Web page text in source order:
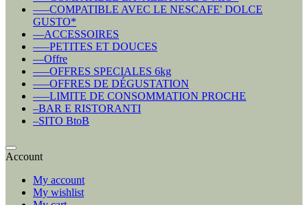
–––COMPATIBLE AVEC LE NESCAFE' DOLCE
GUSTO*
––ACCESSOIRES
–––PETITES ET DOUCES
––Offre
–––OFFRES SPECIALES 6kg
–––OFFRES DE DÉGUSTATION
–––LIMITE DE CONSOMMATION PROCHE
–BAR E RISTORANTI
–SITO BtoB
Account
My account
My wishlist